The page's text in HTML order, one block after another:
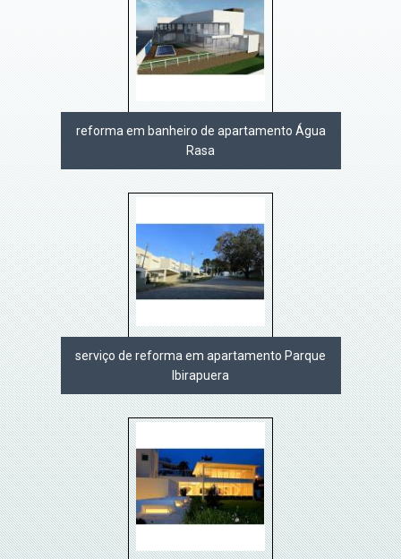
reforma em banheiro de apartamento Água
Rasa
serviço de reforma em apartamento Parque
Ibirapuera